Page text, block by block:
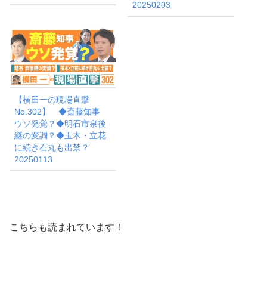
20250203
【横田一の現場直撃
No.302】 ◆斎藤知事
ウソ発覚？◆明石市泉後
継の変調？◆玉木・立花
に続き石丸も出禁？
20250113
こちらも読まれています！